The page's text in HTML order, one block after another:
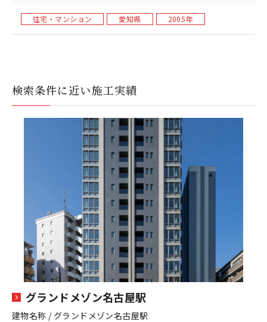
住宅・マンション 愛知県 2005年
検索条件に近い施工実績
グランドメゾン名古屋駅
建物名称 / グランドメゾン名古屋駅